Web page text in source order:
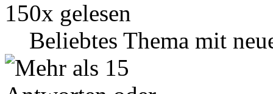
Beliebtes Thema mit